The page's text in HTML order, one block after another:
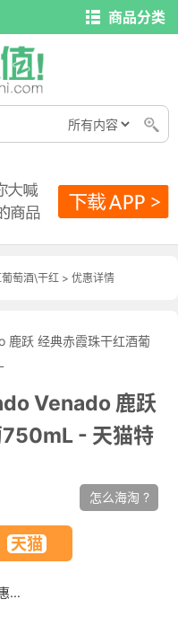
商品分类
萄酒\干红 > 优惠详情
Venado 鹿跃
750mL - 天猫特
怎么海淘 ?
...